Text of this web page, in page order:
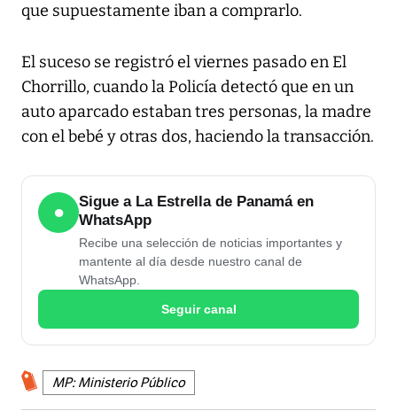
que supuestamente iban a comprarlo.
El suceso se registró el viernes pasado en El
Chorrillo, cuando la Policía detectó que en un
auto aparcado estaban tres personas, la madre
con el bebé y otras dos, haciendo la transacción.
●
Sigue a La Estrella de Panamá en
WhatsApp
Recibe una selección de noticias importantes y
mantente al día desde nuestro canal de
WhatsApp.
Seguir canal
MP: Ministerio Público